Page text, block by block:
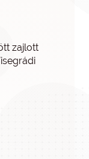
zajlott